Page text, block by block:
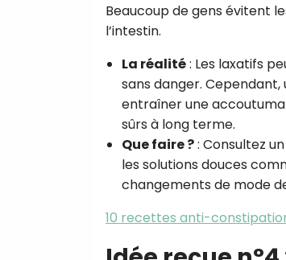
Beaucoup de gens évitent
l’intestin.
La réalité: Les laxatifs
sans danger.
entraîner une
sûrs à long terme.
Que faire ?: Consultez
les solutions douces
changements de mode
10 recettes anti-